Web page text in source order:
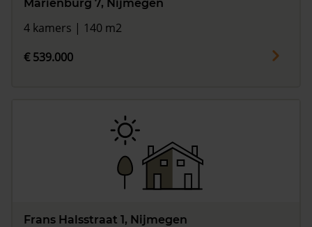
Mariënburg 7, Nijmegen
4 kamers | 140 m2
€ 539.000
Frans Halsstraat 1, Nijmegen